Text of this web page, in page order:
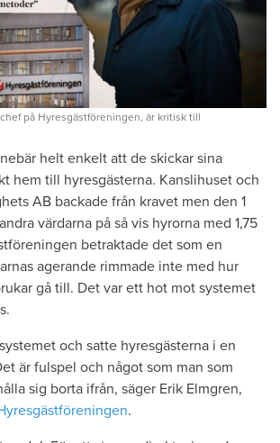
på Hyresgästföreningen, är kritisk till
helt enkelt att de skickar sina
hem till hyresgästerna. Kanslihuset och
AB backade från kravet men den 1
värdarna på så vis hyrorna med 1,75
betraktade det som en
agerande rimmade inte med hur
gå till. Det var ett hot mot systemet
och ­satte hyresgästerna i en
är fulspel och något som man som
sig borta ifrån, säger Erik Elmgren,
.